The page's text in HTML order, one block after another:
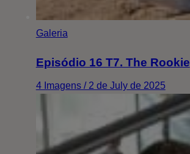
Galeria
Episódio 16 T7. The Rookie
4 Imagens / 2 de July de 2025